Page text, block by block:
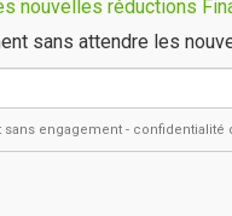
nouvelles réductions
sans attendre les
sans engagement - confidentialité